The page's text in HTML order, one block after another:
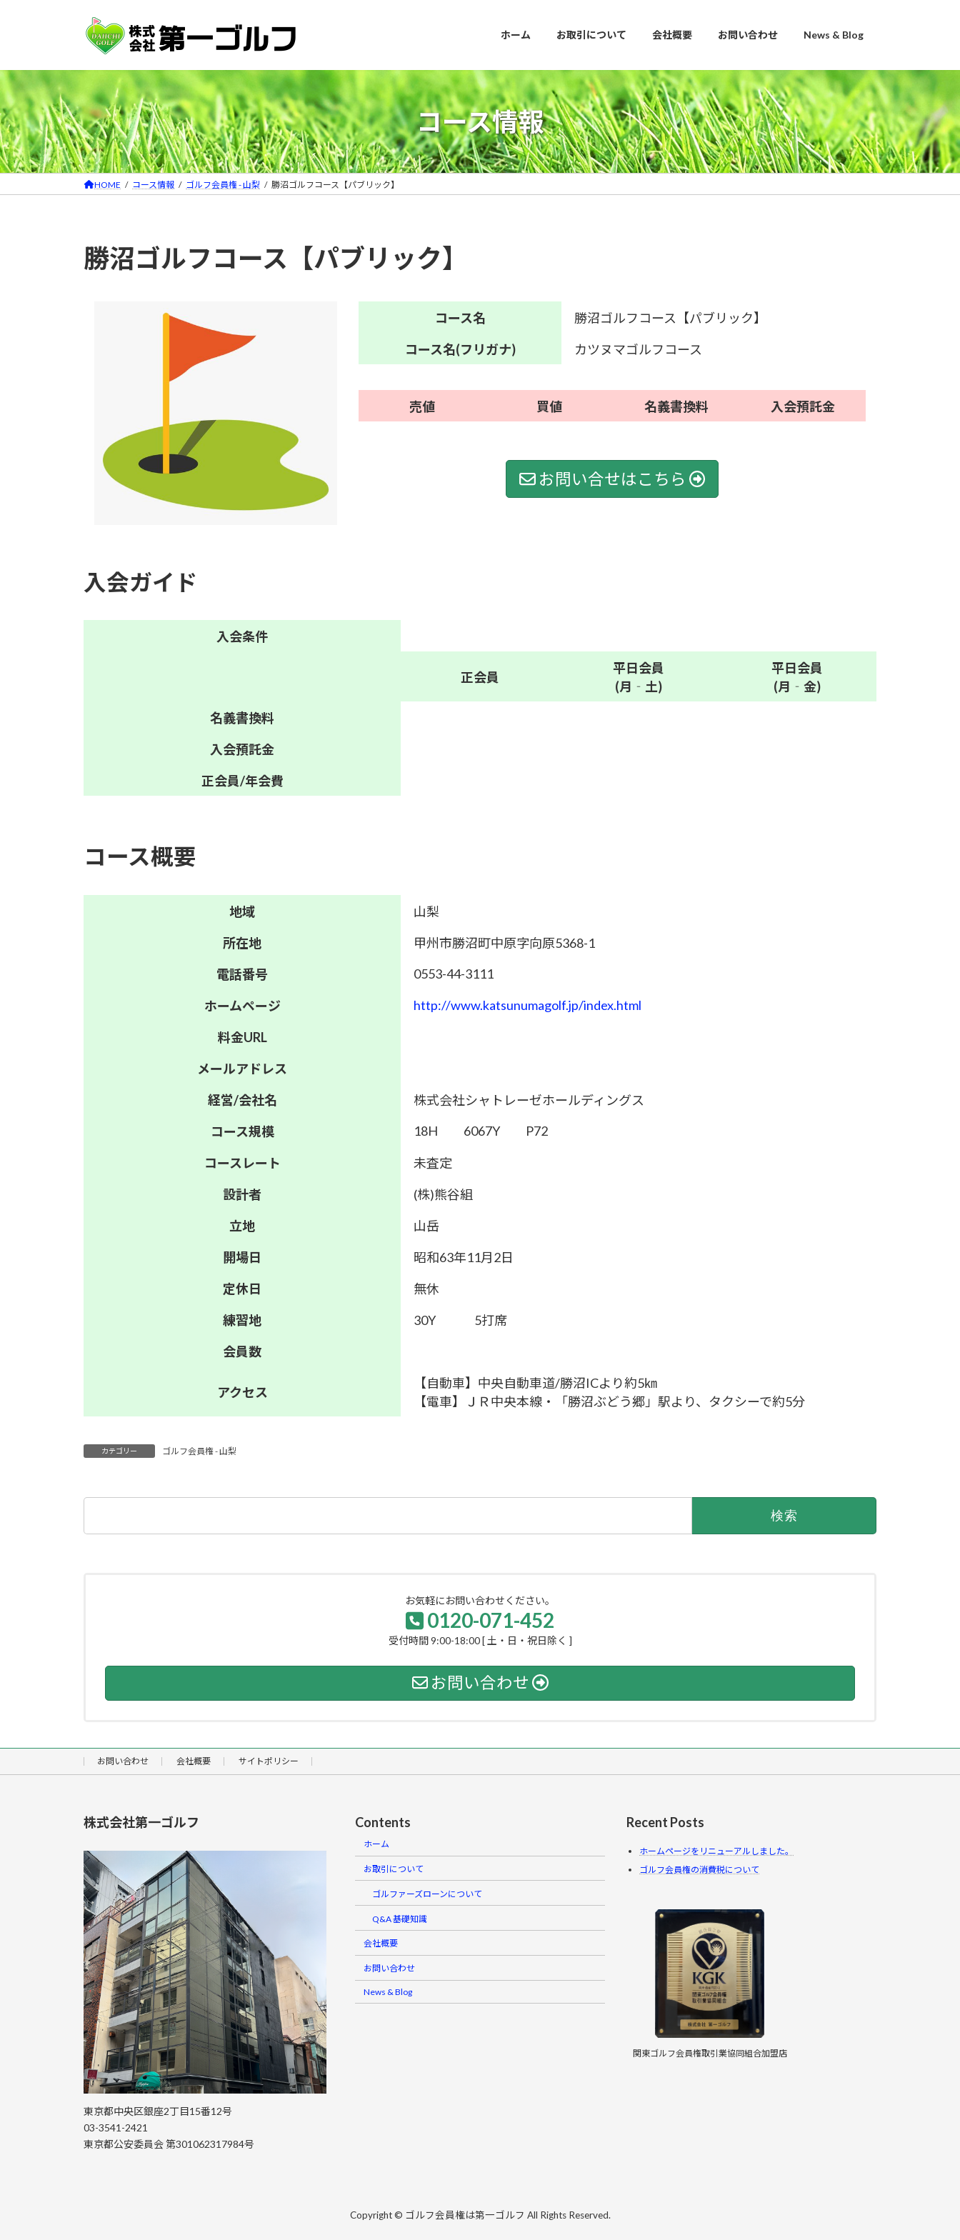
ツ
へ
ス
キ
ッ
プ
シ
ョ
ン
に
移
動
ホーム お取引について 会社概要 お問い合わせ News & Blog
コース情報
HOME コース情報 ゴルフ会員権 - 山梨 勝沼ゴルフコース【パブリック】
勝沼ゴルフコース【パブリック】
コース名
勝沼ゴルフコース【パブリック】
コース名(フリガナ) カツヌマゴルフコース
売値 買値 名義書換料 入会預託金
お問い合せはこちら
入会ガイド
入会条件
正会員
平日会員
(月‐土)
平日会員
(月‐金)
名義書換料
入会預託金
正会員/年会費
コース概要
地域
山梨
所在地
甲州市勝沼町中原字向原5368-1
電話番号
0553-44-3111
ホームページ http://www.katsunumagolf.jp/index.html
料金URL
メールアドレス
経営/会社名
株式会社シャトレーゼホールディングス
コース規模 18H 6067Y P72
コースレート
未査定
設計者
(株)熊谷組
立地
山岳
開場日
昭和63年11月2日
定休日
無休
練習地
30Y 5打席
会員数
アクセス
【自動車】中央自動車道/勝沼ICより約5㎞
【電車】ＪＲ中央本線・「勝沼ぶどう郷」駅より、タクシーで約5分
カテゴリー ゴルフ会員権 - 山梨
お気軽にお問い合わせください。
0120-071-452
受付時間 9:00-18:00 [ 土・日・祝日除く ]
お問い合わせ
お問い合わせ 会社概要 サイトポリシー
株式会社第一ゴルフ
東京都中央区銀座2丁目15番12号
03-3541-2421
東京都公安委員会 第301062317984号
Contents
ホーム
お取引について
ゴルファーズローンについて
Q&A 基礎知識
会社概要
お問い合わせ
News & Blog
Recent Posts
ホームページをリニューアルしました。
ゴルフ会員権の消費税について
関東ゴルフ会員権取引業協同組合加盟店
Copyright © ゴルフ会員権は第一ゴルフ All Rights Reserved.